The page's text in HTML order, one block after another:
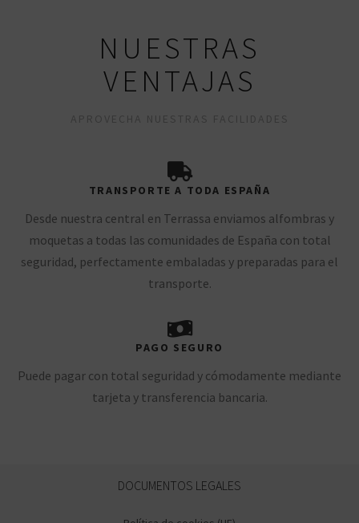
NUESTRAS
VENTAJAS
TRANSPORTE A TODA ESPAÑA
Desde nuestra central en Terrassa enviamos alfombras y
moquetas a todas las comunidades de España con total
seguridad, perfectamente embaladas y preparadas para el
transporte.
PAGO SEGURO
Puede pagar con total seguridad y cómodamente mediante
tarjeta y transferencia bancaria.
DOCUMENTOS LEGALES